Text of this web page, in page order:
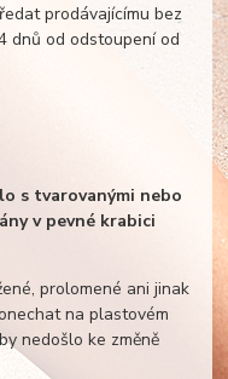
prodávajícímu bez
dnů od odstoupení od
s tvarovanými nebo
v pevné krabici
prolomené ani jinak
na plastovém
nedošlo ke změně